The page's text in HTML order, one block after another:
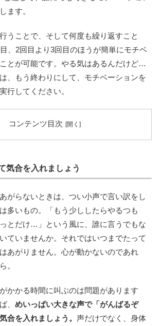
ます。
うことで、そして何度も繰り返すこと
、2回目より3回目のほうが簡単にモチベ
とが可能です。やる気はあるんだけど…
、もう終わりにして、モチベーションを
行してください。
コンテンツ目次
気合を入れましょう
がらないときは、つい小声で言い訳をし
多いもの。「もう少ししたらやるつも
とだけ…」という風に、誰に言うでもな
ていませんか。それではいつまでたって
あがりません。心が動かないのであれ
。
かかる時間に叫ぶのは問題があります
、 めいっぱい大きな声で「がんばるぞ
合を入れましょう。 声だけでなく、身体